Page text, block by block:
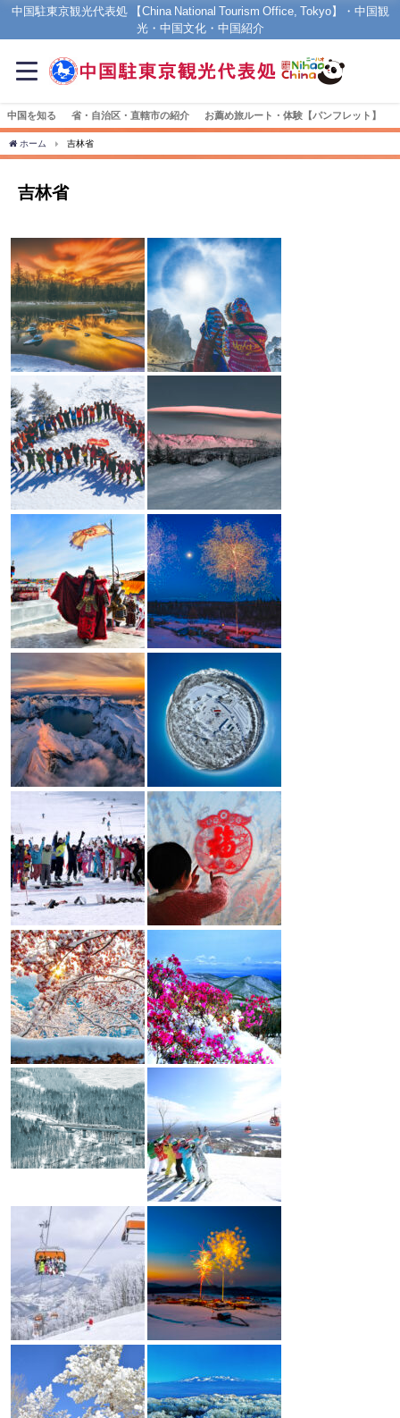
中国駐東京観光代表処 【China National Tourism Office, Tokyo】・中国観
光・中国文化・中国紹介
中国を知る 省・自治区・直轄市の紹介 お薦め旅ルート・体験【パンフレット】
ホーム 吉林省
吉林省